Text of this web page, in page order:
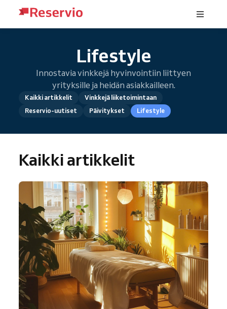
Lifestyle
Innostavia vinkkejä hyvinvointiin liittyen
yrityksille ja heidän asiakkailleen.
Kaikki artikkelit
Vinkkejä liiketoimintaan
Reservio-uutiset
Päivitykset Lifestyle
Kaikki artikkelit